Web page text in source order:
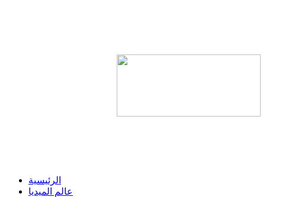
الرئيسية
عالم الميديا